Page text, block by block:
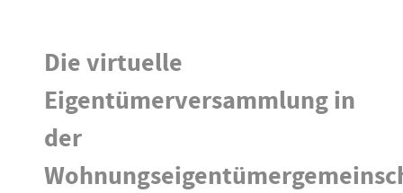
Details
Die virtuelle
Eigentümerversammlung in
der